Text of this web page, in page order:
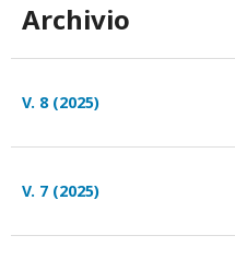
Archivio
V. 8 (2025)
V. 7 (2025)